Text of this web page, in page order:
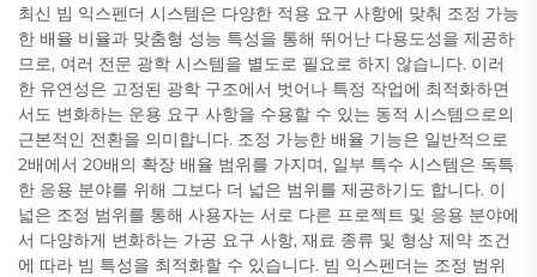
최신 빔 익스펜더 시스템은 다양한 적용 요구 사항에 맞춰 조정 가능
한 배율 비율과 맞춤형 성능 특성을 통해 뛰어난 다용도성을 제공하
므로, 여러 전문 광학 시스템을 별도로 필요로 하지 않습니다. 이러
한 유연성은 고정된 광학 구조에서 벗어나 특정 작업에 최적화하면
서도 변화하는 운용 요구 사항을 수용할 수 있는 동적 시스템으로의
근본적인 전환을 의미합니다. 조정 가능한 배율 기능은 일반적으로
2배에서 20배의 확장 배율 범위를 가지며, 일부 특수 시스템은 독특
한 응용 분야를 위해 그보다 더 넓은 범위를 제공하기도 합니다. 이
넓은 조정 범위를 통해 사용자는 서로 다른 프로젝트 및 응용 분야에
서 다양하게 변화하는 가공 요구 사항, 재료 종류 및 형상 제약 조건
에 따라 빔 특성을 최적화할 수 있습니다. 빔 익스펜더는 조정 범위